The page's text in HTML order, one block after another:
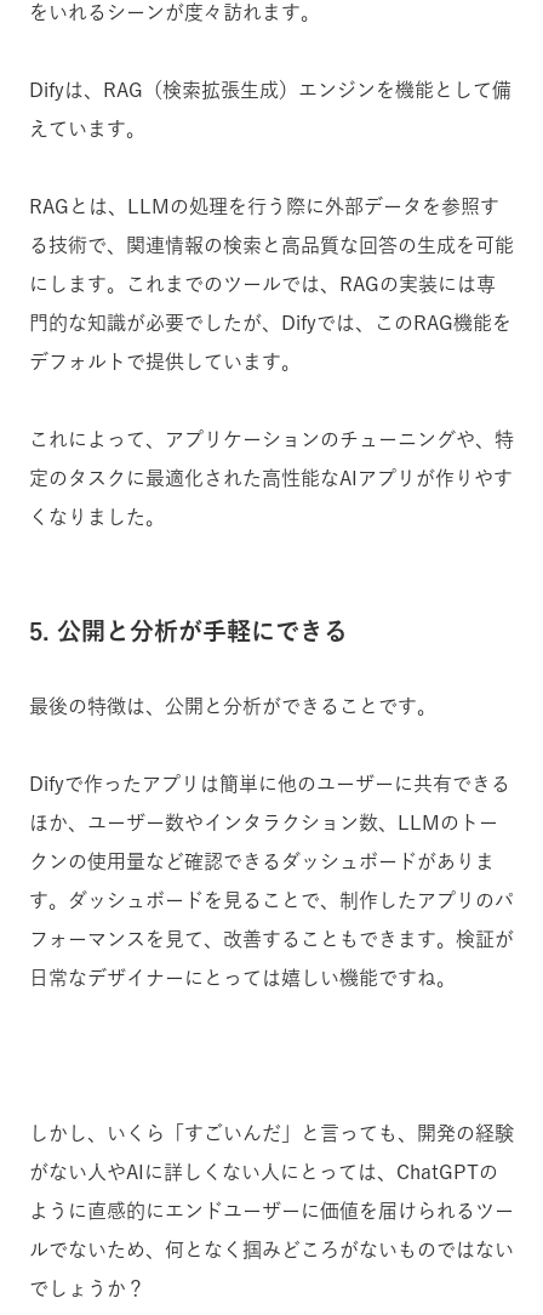
をいれるシーンが度々訪れます。
Difyは、RAG（検索拡張生成）エンジンを機能として備
えています。
RAGとは、LLMの処理を行う際に外部データを参照す
る技術で、関連情報の検索と高品質な回答の生成を可能
にします。これまでのツールでは、RAGの実装には専
門的な知識が必要でしたが、Difyでは、このRAG機能を
デフォルトで提供しています。
これによって、アプリケーションのチューニングや、特
定のタスクに最適化された高性能なAIアプリが作りやす
くなりました。
5. 公開と分析が手軽にできる
最後の特徴は、公開と分析ができることです。
Difyで作ったアプリは簡単に他のユーザーに共有できる
ほか、ユーザー数やインタラクション数、LLMのトー
クンの使用量など確認できるダッシュボードがありま
す。ダッシュボードを見ることで、制作したアプリのパ
フォーマンスを見て、改善することもできます。検証が
日常なデザイナーにとっては嬉しい機能ですね。
しかし、いくら「すごいんだ」と言っても、開発の経験
がない人やAIに詳しくない人にとっては、ChatGPTの
ように直感的にエンドユーザーに価値を届けられるツー
ルでないため、何となく掴みどころがないものではない
でしょうか？